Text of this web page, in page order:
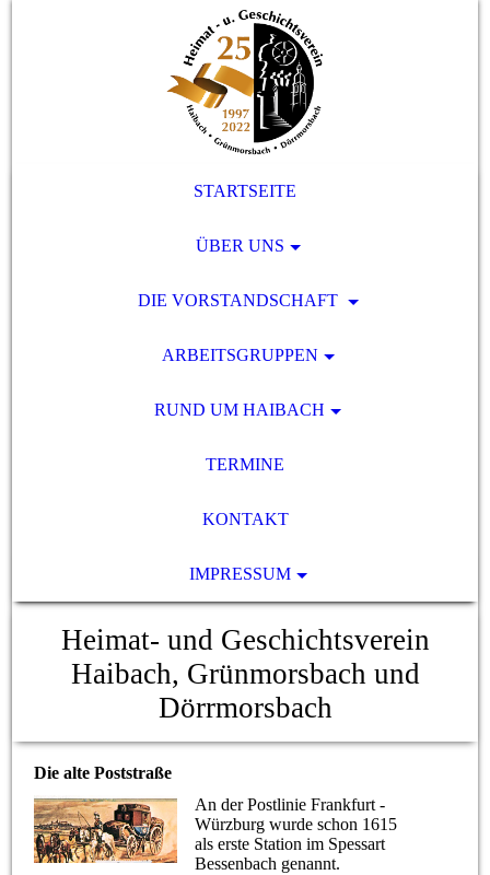
STARTSEITE
ÜBER UNS
DIE VORSTANDSCHAFT
ARBEITSGRUPPEN
RUND UM HAIBACH
TERMINE
KONTAKT
IMPRESSUM
Heimat- und Geschichtsverein
Haibach, Grünmorsbach und
Dörrmorsbach
Die alte Poststraße
An der Postlinie Frankfurt -
Würzburg wurde schon 1615
als erste Station im Spessart
Bessenbach genannt.